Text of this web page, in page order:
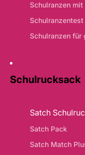
Schulranzen
Schulranzen für
Schulrucksack
Satch
Satch Pack
Satch Match